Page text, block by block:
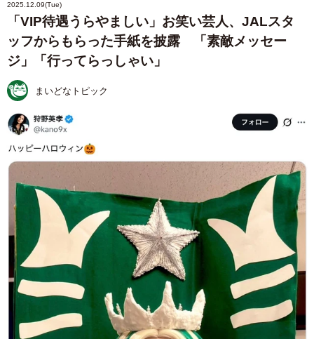
2025.12.09(Tue)
「VIP待遇うらやましい」お笑い芸人、JALスタ
ッフからもらった手紙を披露 「素敵メッセー
ジ」「行ってらっしゃい」
まいどなトピック